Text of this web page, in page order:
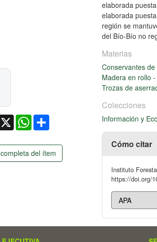
X WhatsApp
del ítem
elaborada
elaborada
región se
del Bío-Bío no
Materias
Conservantes
Madera en rollo -
Trozas de
Colecciones
Información y
Cómo citar
Instituto
https://doi.org/